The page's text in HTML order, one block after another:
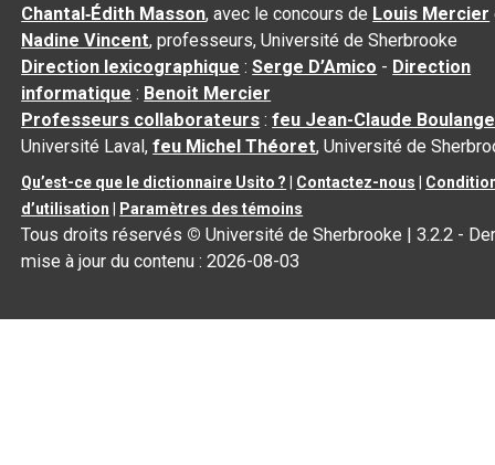
Chantal‑Édith Masson, avec le concours de Louis Mercier
Nadine Vincent, professeurs, Université de Sherbrooke
Direction lexicographique :Serge D’Amico - Direction
informatique : Benoit Mercier
Professeurs collaborateurs :feu Jean-Claude
Université Laval,feu Michel Théoret, Université de
Qu’est-ce que le dictionnaire Usito ? Contactez-nous
d’utilisation
Paramètres des témoins
Tous droits réservés © Université de Sherbrooke |3.2.2 -
mise à jour du contenu :2026-08-03